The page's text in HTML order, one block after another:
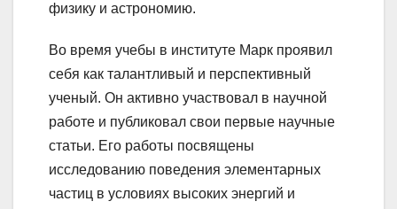
физику и астрономию.
Во время учебы в институте Марк проявил
себя как талантливый и перспективный
ученый. Он активно участвовал в научной
работе и публиковал свои первые научные
статьи. Его работы посвящены
исследованию поведения элементарных
частиц в условиях высоких энергий и